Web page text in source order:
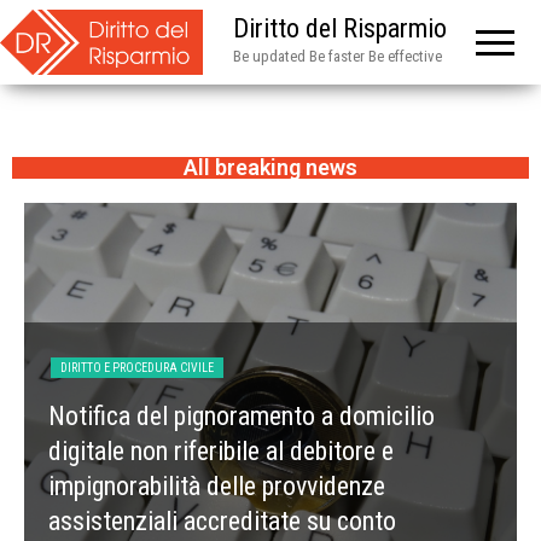
Diritto del Risparmio
Be updated Be faster Be effective
All breaking news
E PROCEDURA CIVILE
del pignoramento a domicilio
non riferibile al debitore e
delle provvidenze
accreditate su conto
DIRITTO